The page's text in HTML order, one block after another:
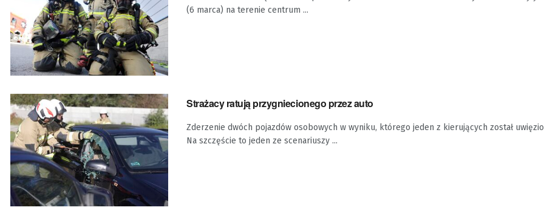
(6 marca) na terenie centrum ...
Strażacy ratują przygniecionego przez auto
Zderzenie dwóch pojazdów osobowych w wyniku, którego jeden z kierujących został
Na szczęście to jeden ze scenariuszy ...